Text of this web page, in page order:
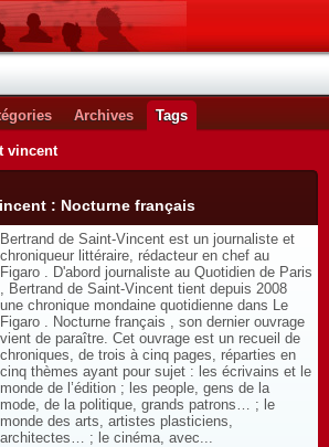
Archives Tags
vincent
: Nocturne français
Bertrand de Saint-Vincent est un journaliste et
chroniqueur littéraire, rédacteur en chef au
Figaro . D'abord journaliste au Quotidien de Paris
, Bertrand de Saint-Vincent tient depuis 2008
une chronique mondaine quotidienne dans Le
Figaro . Nocturne français , son dernier ouvrage
vient de paraître. Cet ouvrage est un recueil de
chroniques, de trois à cinq pages, réparties en
cinq thèmes ayant pour sujet : les écrivains et le
monde de l’édition ; les people, gens de la
mode, de la politique, grands patrons… ; le
monde des arts, artistes plasticiens,
architectes… ; le cinéma, avec...